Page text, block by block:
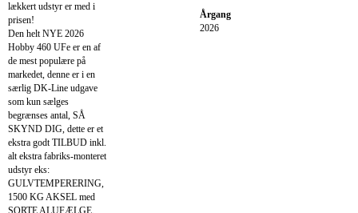
lækkert udstyr er med i
prisen!
Den helt NYE 2026
Hobby 460 UFe er en af
de mest populære på
markedet, denne er i en
særlig DK-Line udgave
som kun sælges
begrænses antal, SÅ
SKYND DIG, dette er et
ekstra godt TILBUD inkl.
alt ekstra fabriks-monteret
udstyr eks:
GULVTEMPERERING,
1500 KG AKSEL med
SORTE ALUFÆLGE,
Årgang
2026